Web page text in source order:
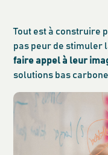
Tout est à construire
pas peur de stimuler
faire appel à leur
solutions bas